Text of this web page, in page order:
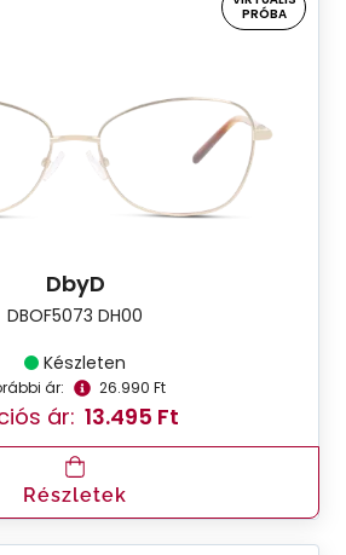
PRÓBA
DbyD
DBOF5073 DH00
Készleten
ár: 26.990 Ft
ár: 13.495 Ft
Részletek